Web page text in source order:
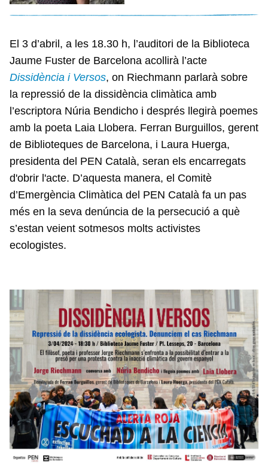
El 3 d’abril, a les 18.30 h, l’auditori de la Biblioteca
Jaume Fuster de Barcelona acollirà l’acte
Dissidència i Versos, on Riechmann parlarà sobre
la repressió de la dissidència climàtica amb
l’escriptora Núria Bendicho i després llegirà poemes
amb la poeta Laia Llobera. Ferran Burguillos, gerent
de Biblioteques de Barcelona, i Laura Huerga,
presidenta del PEN Català, seran els encarregats
d'obrir l'acte. D’aquesta manera, el Comitè
d’Emergència Climàtica del PEN Català fa un pas
més en la seva denúncia de la persecució a què
s’estan veient sotmesos molts activistes
ecologistes.